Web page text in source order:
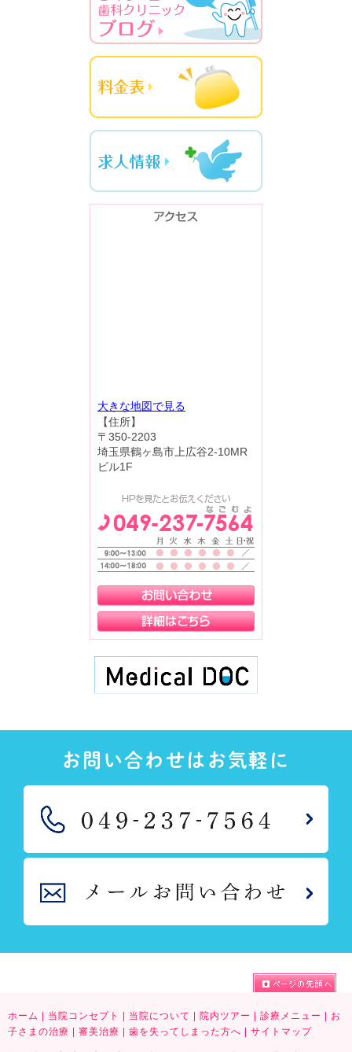
大きな地図で見る
【住所】
〒350-2203
埼玉県鶴ヶ島市上広谷2-10MR
ビル1F
お問い合わせはお気軽に
ホーム 当院コンセプト 当院について 院内ツアー 診療メニュー
お
子さまの治療
審美治療 歯を失ってしまった方へ サイトマップ